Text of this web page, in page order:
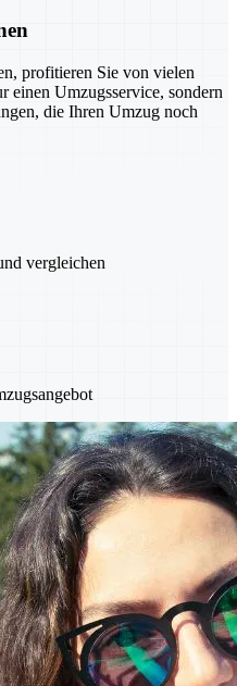
profitieren Sie von vielen
einen Umzugsservice, sondern
die Ihren Umzug noch
vergleichen